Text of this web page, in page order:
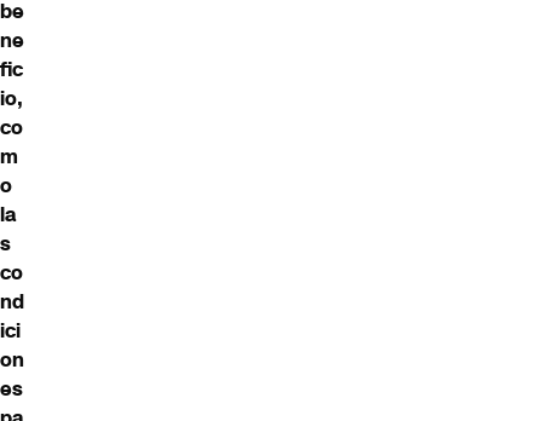
be
ne
fic
io,
co
m
o
la
s
co
nd
ici
on
es